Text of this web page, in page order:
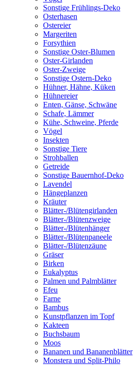
Sonstige Frühlings-Deko
Osterhasen
Ostereier
Margeriten
Forsythien
Sonstige Oster-Blumen
Oster-Girlanden
Oster-Zweige
Sonstige Ostern-Deko
Hühner, Hähne, Küken
Hühnereier
Enten, Gänse, Schwäne
Schafe, Lämmer
Kühe, Schweine, Pferde
Vögel
Insekten
Sonstige Tiere
Strohballen
Getreide
Sonstige Bauernhof-Deko
Lavendel
Hängeplanzen
Kräuter
Blätter-/Blütengirlanden
Blätter-/Blütenzweige
Blätter-/Blütenhänger
Blätter-/Blütenpaneele
Blätter-/Blütenzäune
Gräser
Birken
Eukalyptus
Palmen und Palmblätter
Efeu
Farne
Bambus
Kunstpflanzen im Topf
Kakteen
Buchsbaum
Moos
Bananen und Bananenblätter
Monstera und Split-Philo